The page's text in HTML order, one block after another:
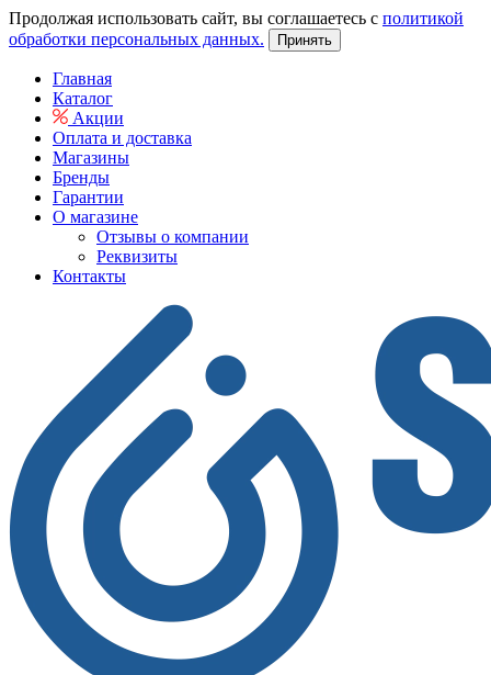
Продолжая использовать сайт, вы соглашаетесь с политикой
обработки персональных данных.
Принять
Главная
Каталог
Акции
Оплата и доставка
Магазины
Бренды
Гарантии
О магазине
Отзывы о компании
Реквизиты
Контакты